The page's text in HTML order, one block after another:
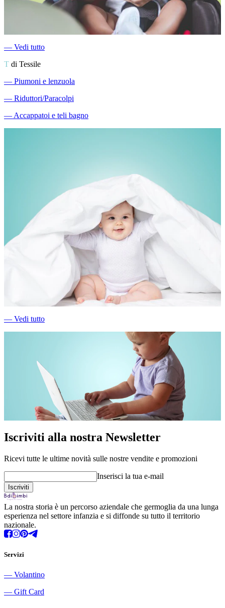
― Vedi tutto
T di Tessile
― Piumoni e lenzuola
― Riduttori/Paracolpi
―Accappatoi e teli bagno
― Vedi tutto
Iscriviti alla nostra Newsletter
Ricevi tutte le ultime novità sulle nostre vendite e promozioni
Inserisci la tua e-mail
La nostra storia è un percorso aziendale che germoglia da una lunga
esperienza nel settore infanzia e si diffonde su tutto il territorio
nazionale.
Servizi
― Volantino
― Gift Card